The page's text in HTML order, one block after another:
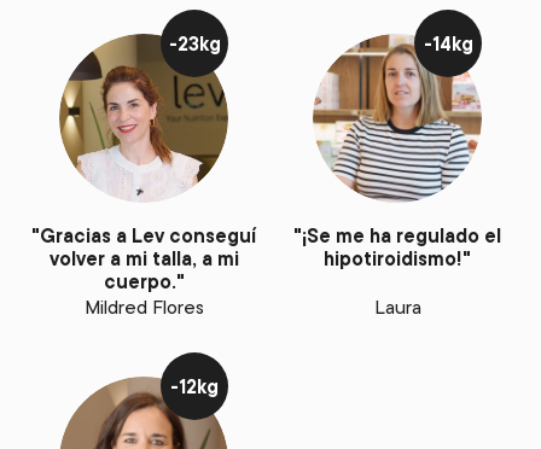
-23kg
"Gracias a Lev conseguí
volver a mi talla, a mi
cuerpo."
Mildred Flores
-14kg
"¡Se me ha regulado el
hipotiroidismo!"
Laura
-12kg